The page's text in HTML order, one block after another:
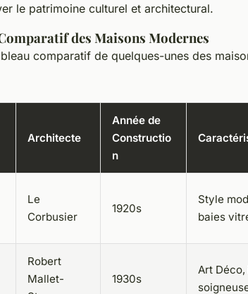
le patrimoine culturel et architectural.
des Maisons Modernes
comparatif de quelques-unes des
Architecte
Année de
Constructio
n
Le
Corbusier
1920s
Style
baies
Robert
Mallet-
1930s
Art